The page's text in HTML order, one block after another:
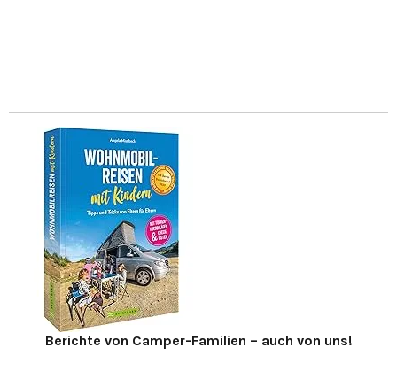
Berichte von Camper-Familien – auch von uns!